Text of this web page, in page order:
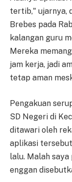
tertib," ujarnya,
Brebes pada
kalangan guru
Mereka
jam kerja, jadi
tetap aman
Pengakuan
SD Negeri di
ditawari oleh
aplikasi
lalu. Malah
enggan